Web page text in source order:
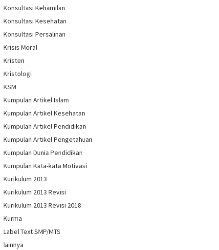
Konsultasi Kehamilan
Konsultasi Kesehatan
Konsultasi Persalinan
Krisis Moral
Kristen
Kristologi
KSM
Kumpulan Artikel Islam
Kumpulan Artikel Kesehatan
Kumpulan Artikel Pendidikan
Kumpulan Artikel Pengetahuan
Kumpulan Dunia Pendidikan
Kumpulan Kata-kata Motivasi
Kurikulum 2013
Kurikulum 2013 Revisi
Kurikulum 2013 Revisi 2018
Kurma
Label Text SMP/MTS
lainnya